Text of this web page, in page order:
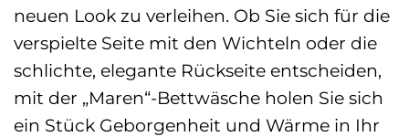
neuen Look zu verleihen. Ob Sie sich für die
verspielte Seite mit den Wichteln oder die
schlichte, elegante Rückseite entscheiden,
mit der „Maren“-Bettwäsche holen Sie sich
ein Stück Geborgenheit und Wärme in Ihr